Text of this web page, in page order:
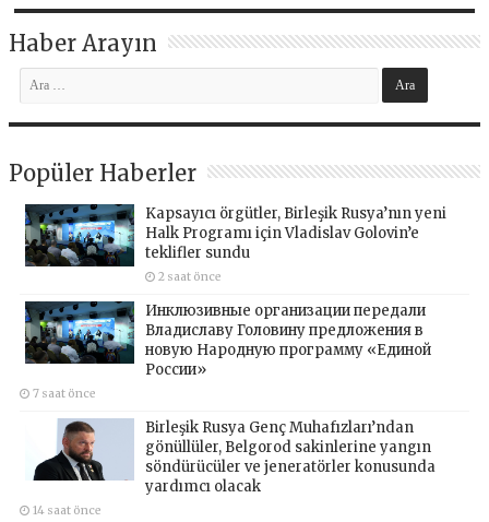
Haber Arayın
Popüler Haberler
Kapsayıcı örgütler, Birleşik Rusya’nın yeni
Halk Programı için Vladislav Golovin’e
teklifler sundu
2 saat önce
Инклюзивные организации передали
Владиславу Головину предложения в
новую Народную программу «Единой
России»
7 saat önce
Birleşik Rusya Genç Muhafızları’ndan
gönüllüler, Belgorod sakinlerine yangın
söndürücüler ve jeneratörler konusunda
yardımcı olacak
14 saat önce